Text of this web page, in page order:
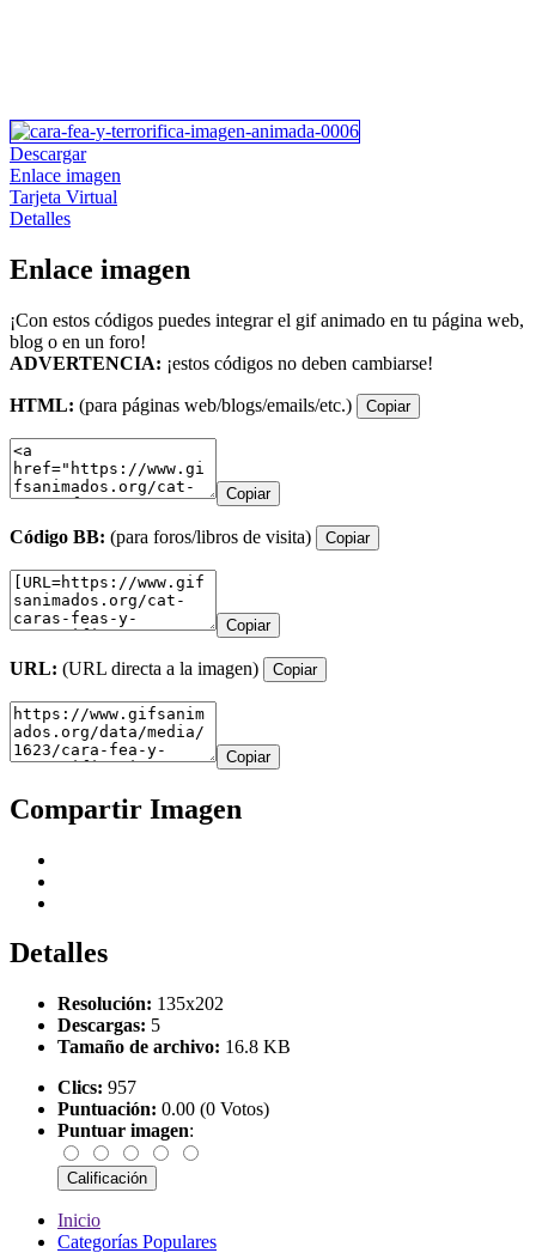
Descargar
Enlace imagen
Tarjeta Virtual
Detalles
Enlace imagen
¡Con estos códigos puedes integrar el gif animado en tu página web,
blog o en un foro!
ADVERTENCIA: ¡estos códigos no deben cambiarse!
HTML: (para páginas web/blogs/emails/etc.) Copiar
Copiar
Código BB: (para foros/libros de visita) Copiar
Copiar
URL: (URL directa a la imagen) Copiar
Copiar
Compartir Imagen
Detalles
Resolución: 135x202
Descargas: 5
Tamaño de archivo: 16.8 KB
Clics: 957
Puntuación: 0.00 (0 Votos)
Puntuar imagen:
Inicio
Categorías Populares